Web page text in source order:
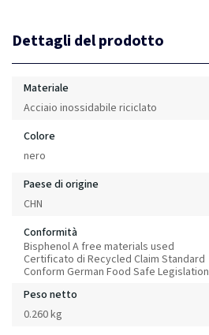
Dettagli del prodotto
Materiale
Acciaio inossidabile riciclato
Colore
nero
Paese di origine
CHN
Conformità
Bisphenol A free materials used
Certificato di Recycled Claim Standard
Conform German Food Safe Legislation
Peso netto
0.260 kg